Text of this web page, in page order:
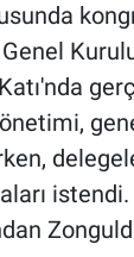
istendi.